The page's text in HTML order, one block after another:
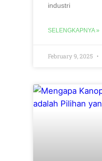
industri
SELENGKAPNYA »
February 9, 2025